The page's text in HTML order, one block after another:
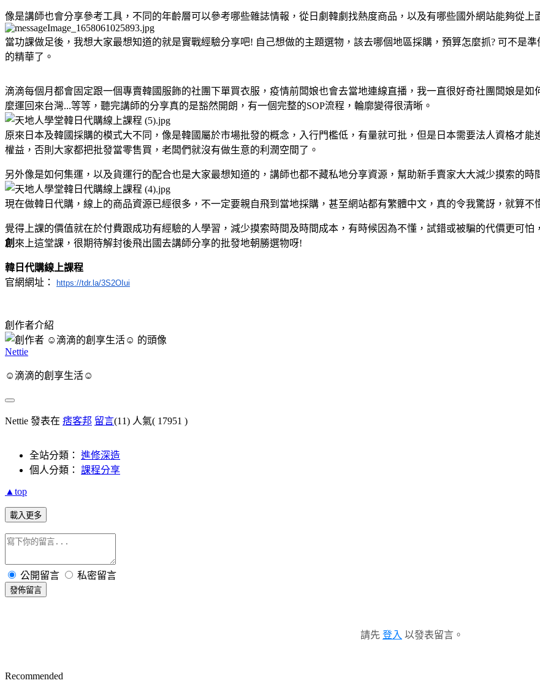
像是講師也會分享參考工具，不同的年齡層可以參考哪些雜誌情報，從日劇韓劇找熱度商品，以及有哪些國外網站能夠從上
當功課做足後，我想大家最想知道的就是實戰經驗分享吧! 自己想做的主題選物，該去哪個地區採購，預算怎麼抓? 可不是
的精華了。
滴滴每個月都會固定跟一個專賣韓國服飾的社團下單買衣服，疫情前闆娘也會去當地連線直播，我一直很好奇社團闆娘是
麼運回來台灣...等等，聽完講師的分享真的是豁然開朗，有一個完整的SOP流程，輪廓變得很清晰。
原來日本及韓國採購的模式大不同，像是韓國屬於市場批發的概念，入行門檻低，有量就可批，但是日本需要法人資格才
權益，否則大家都把批發當零售買，老闆們就沒有做生意的利潤空間了。
另外像是如何集運，以及貨運行的配合也是大家最想知道的，講師也都不藏私地分享資源，幫助新手賣家大大減少摸索的時
現在做韓日代購，線上的商品資源已經很多，不一定要親自飛到當地採購，甚至網站都有繁體中文，真的令我驚訝，就算
覺得上課的價值就在於付費跟成功有經驗的人學習，減少摸索時間及時間成本，有時候因為不懂，試錯或被騙的代價更可怕
創 來上這堂課，很期待解封後飛出國去講師分享的批發地朝勝選物呀!
韓日代購線上課程
官網網址：
https://tdr.la/3S2OIui
創作者介紹
Nettie
☺︎滴滴的創享生活☺︎
Nettie 發表在 痞客邦 留言(11) 人氣( 17951 )
全站分類： 進修深造
個人分類： 課程分享
▲top
載入更多
公開留言 私密留言
發佈留言
請先 登入 以發表留言。
Recommended